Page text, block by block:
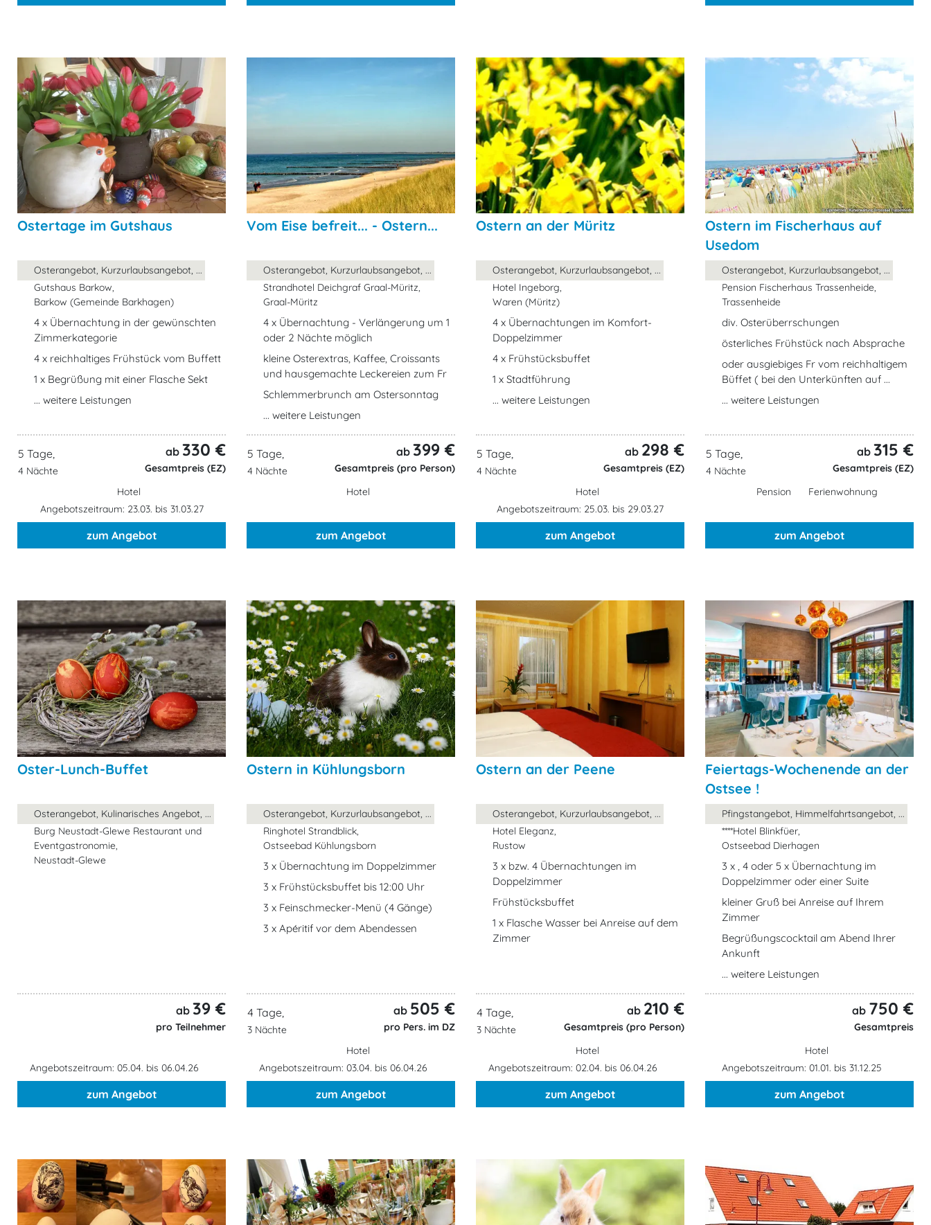
Ostertage im Gutshaus
Osterangebot, Kurzurlaubsangebot, ...
Gutshaus Barkow,
Barkow (Gemeinde Barkhagen)
4 x Übernachtung in der gewünschten
Zimmerkategorie
4 x reichhaltiges Frühstück vom Buffett
1 x Begrüßung mit einer Flasche Sekt
... weitere Leistungen
5 Tage,
4 Nächte
ab 330 €
Gesamtpreis (EZ)
Hotel
Angebotszeitraum: 23.03. bis 31.03.27
zum Angebot
Vom Eise befreit... - Ostern...
Osterangebot, Kurzurlaubsangebot, ...
Strandhotel Deichgraf Graal-Müritz,
Graal-Müritz
4 x Übernachtung - Verlängerung um 1
oder 2 Nächte möglich
kleine Osterextras, Kaffee, Croissants
und hausgemachte Leckereien zum Fr
Schlemmerbrunch am Ostersonntag
... weitere Leistungen
5 Tage,
4 Nächte
ab 399 €
Gesamtpreis (pro Person)
Hotel
zum Angebot
Ostern an der Müritz
Osterangebot, Kurzurlaubsangebot, ...
Hotel Ingeborg,
Waren (Müritz)
4 x Übernachtungen im Komfort-
Doppelzimmer
4 x Frühstücksbuffet
1 x Stadtführung
... weitere Leistungen
5 Tage,
4 Nächte
ab 298 €
Gesamtpreis (EZ)
Hotel
Angebotszeitraum: 25.03. bis 29.03.27
zum Angebot
Ostern im Fischerhaus auf
Usedom
Osterangebot, Kurzurlaubsangebot, ...
Pension Fischerhaus Trassenheide,
Trassenheide
div. Osterüberrschungen
österliches Frühstück nach Absprache
oder ausgiebiges Fr vom reichhaltigem
Büffet ( bei den Unterkünften auf ...
... weitere Leistungen
5 Tage,
4 Nächte
ab 315 €
Gesamtpreis (EZ)
Pension
Ferienwohnung
zum Angebot
Oster-Lunch-Buffet
Osterangebot, Kulinarisches Angebot, ...
Burg Neustadt-Glewe Restaurant und
Eventgastronomie,
Neustadt-Glewe
ab 39 €
pro Teilnehmer
Angebotszeitraum: 05.04. bis 06.04.26
zum Angebot
Ostern in Kühlungsborn
Osterangebot, Kurzurlaubsangebot, ...
Ringhotel Strandblick,
Ostseebad Kühlungsborn
3 x Übernachtung im Doppelzimmer
3 x Frühstücksbuffet bis 12:00 Uhr
3 x Feinschmecker-Menü (4 Gänge)
3 x Apéritif vor dem Abendessen
4 Tage,
3 Nächte
ab 505 €
pro Pers. im DZ
Hotel
Angebotszeitraum: 03.04. bis 06.04.26
zum Angebot
Ostern an der Peene
Osterangebot, Kurzurlaubsangebot, ...
Hotel Eleganz,
Rustow
3 x bzw. 4 Übernachtungen im
Doppelzimmer
Frühstücksbuffet
1 x Flasche Wasser bei Anreise auf dem
Zimmer
4 Tage,
3 Nächte
ab 210 €
Gesamtpreis (pro Person)
Hotel
Angebotszeitraum: 02.04. bis 06.04.26
zum Angebot
Feiertags-Wochenende an der
Ostsee !
Pfingstangebot, Himmelfahrtsangebot, ...
****Hotel Blinkfüer,
Ostseebad Dierhagen
3 x , 4 oder 5 x Übernachtung im
Doppelzimmer oder einer Suite
kleiner Gruß bei Anreise auf Ihrem
Zimmer
Begrüßungscocktail am Abend Ihrer
Ankunft
... weitere Leistungen
ab 750 €
Gesamtpreis
Hotel
Angebotszeitraum: 01.01. bis 31.12.25
zum Angebot